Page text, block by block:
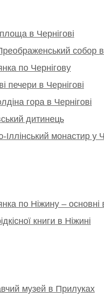
в Чернігові
собор в
по Чернігову
печери в Чернігові
гора в Чернігові
дитинець
Іллінський монастир у
по Ніжину – основні
книги в Ніжині
музей в Прилуках